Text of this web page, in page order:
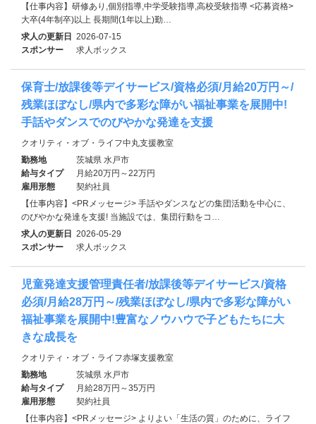
【仕事内容】研修あり,個別指導,中学受験指導,高校受験指導 <応募資格>
大卒(4年制卒)以上 長期間(1年以上)勤…
求人の更新日 2026-07-15
スポンサー
求人ボックス
保育士/放課後等デイサービス/資格必須/月給20万円～/
残業ほぼなし/県内で多彩な障がい福祉事業を展開中!
手話やダンスでのびやかな発達を支援
クオリティ・オブ・ライフ中丸支援教室
勤務地
茨城県 水戸市
給与タイプ
月給20万円～22万円
雇用形態
契約社員
【仕事内容】<PRメッセージ> 手話やダンスなどの集団活動を中心に、
のびやかな発達を支援! 当施設では、集団行動をコ…
求人の更新日 2026-05-29
スポンサー
求人ボックス
児童発達⽀援管理責任者/放課後等デイサービス/資格
必須/月給28万円～/残業ほぼなし/県内で多彩な障がい
福祉事業を展開中!豊富なノウハウで子どもたちに大
きな成長を
クオリティ・オブ・ライフ赤塚支援教室
勤務地
茨城県 水戸市
給与タイプ
月給28万円～35万円
雇用形態
契約社員
【仕事内容】<PRメッセージ> よりよい「生活の質」のために、ライフ